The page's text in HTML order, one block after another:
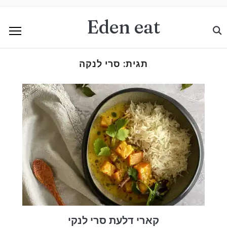
Eden eat
תגית: סרי לנקה
קארי דלעת סרי לנקי